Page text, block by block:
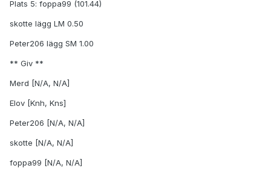
Plats 5: foppa99 (101.44)
skotte lägg LM 0.50
Peter206 lägg SM 1.00
** Giv **
Merd [N/A, N/A]
Elov [Knh, Kns]
Peter206 [N/A, N/A]
skotte [N/A, N/A]
foppa99 [N/A, N/A]